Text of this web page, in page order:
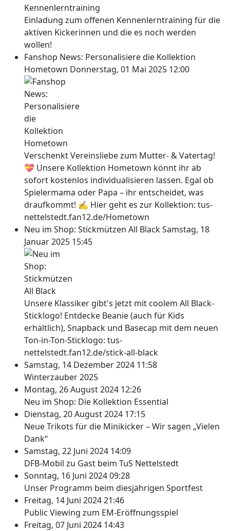
Einladung zum offenen Kennenlerntraining für die
aktiven Kickerinnen und die es noch werden
wollen!
Fanshop News: Personalisiere die Kollektion
Hometown Donnerstag, 01 Mai 2025 12:00
Verschenkt Vereinsliebe zum Mutter- & Vatertag!
💝 Unsere Kollektion Hometown könnt ihr ab
sofort kostenlos individualisieren lassen. Egal ob
Spielermama oder Papa – ihr entscheidet, was
draufkommt! ✍ Hier geht es zur Kollektion: tus-
nettelstedt.fan12.de/Hometown
Neu im Shop: Stickmützen All BlackSamstag, 18
Januar 2025 15:45
Unsere Klassiker gibt's jetzt mit coolem All Black-
Sticklogo! Entdecke Beanie (auch für Kids
erhältlich), Snapback und Basecap mit dem neuen
Ton-in-Ton-Sticklogo: tus-
nettelstedt.fan12.de/stick-all-black
Samstag, 14 Dezember 2024 11:58
Winterzauber 2025
Montag, 26 August 2024 12:26
Neu im Shop: Die Kollektion Essential
Dienstag, 20 August 2024 17:15
Neue Trikots für die Minikicker – Wir sagen „Vielen
Dank“
Samstag, 22 Juni 2024 14:09
DFB-Mobil zu Gast beim TuS Nettelstedt
Sonntag, 16 Juni 2024 09:28
Unser Programm beim diesjährigen Sportfest
Freitag, 14 Juni 2024 21:46
Public Viewing zum EM-Eröffnungsspiel
Freitag, 07 Juni 2024 14:43